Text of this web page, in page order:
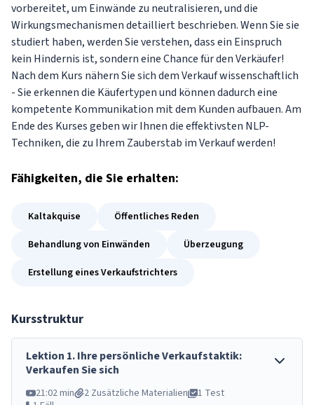
vorbereitet, um Einwände zu neutralisieren, und die
Wirkungsmechanismen detailliert beschrieben. Wenn Sie sie
studiert haben, werden Sie verstehen, dass ein Einspruch
kein Hindernis ist, sondern eine Chance für den Verkäufer!
Nach dem Kurs nähern Sie sich dem Verkauf wissenschaftlich
- Sie erkennen die Käufertypen und können dadurch eine
kompetente Kommunikation mit dem Kunden aufbauen. Am
Ende des Kurses geben wir Ihnen die effektivsten NLP-
Techniken, die zu Ihrem Zauberstab im Verkauf werden!
Fähigkeiten, die Sie erhalten:
Kaltakquise
Öffentliches Reden
Behandlung von Einwänden
Überzeugung
Erstellung eines Verkaufstrichters
Kursstruktur
Lektion 1.Ihre persönliche Verkaufstaktik:
Verkaufen Sie sich
21:02 min 2 Zusätzliche Materialien
1 Test